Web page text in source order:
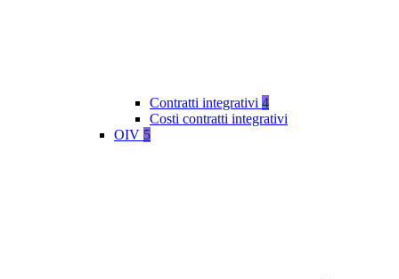
Contratti integrativi 4
Costi contratti integrativi
OIV 5